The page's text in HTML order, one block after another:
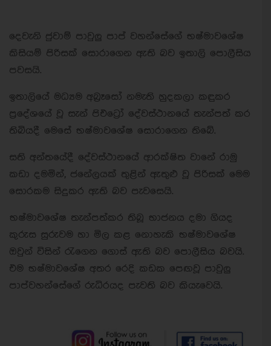
දෙවැනි ජුවාම් පාවුලු පාප් වහන්සේගේ භෂ්මාවශේෂ
කිසියම් පිරිසක් සොරාගෙන ඇති බව ඉතාලි පොලීසිය
පවසයි.
ඉතාලියේ මධ්‍යම අබ්‍රෑසෝ නමැති හුදකලා කඳුකර
ප්‍රදේශයේ වූ සැන් පිඑට්‍රෝ දේවස්ථානයේ තැන්පත් කර
තිබියදී මෙසේ භෂ්මාවශේෂ සොරාගෙන තිබේ.
සති අන්තයේදී දේවස්ථානයේ ආරක්ෂිත වානේ රාමු
කඩා දමමින්, ජනේලයක් තුළින් ඇතුළු වූ පිරිසක් මෙම
සොරකම සිදුකර ඇති බව පැවසෙයි.
භෂ්මාවශේෂ තැන්පත්කර තිබූ භාජනය දමා ගියද
කුරුස සුරුවම හා මිල කළ නොහැකි භෂ්මාවශේෂ
ඔවුන් විසින් රැගෙන ගොස් ඇති බව පොලීසිය බවයි.
එම භෂ්මාවශේෂ අතර රෙදි කඩක පෙඟවූ පාවුලු
පාප්වහන්සේගේ රුධිරයද පැවති බව කියැවෙයි.